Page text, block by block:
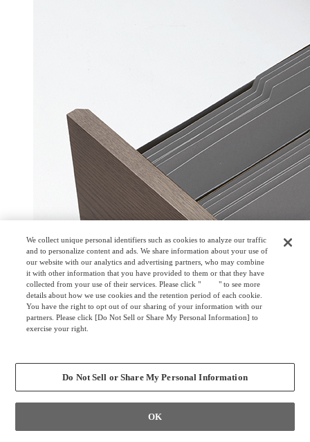
We collect unique personal identifiers such as cookies to analyze our traffic
and to personalize content and ads. We share information about your use of
our website with our analytics and advertising partners, who may combine
it with other information that you have provided to them or that they have
collected from your use of their services. Please click "
here" to see more
details about how we use cookies and the retention period of each cookie.
You have the right to opt out of our sharing of your information with our
partners. Please click [Do Not Sell or Share My Personal Information] to
exercise your right.
Do Not Sell or Share My Personal Information
OK